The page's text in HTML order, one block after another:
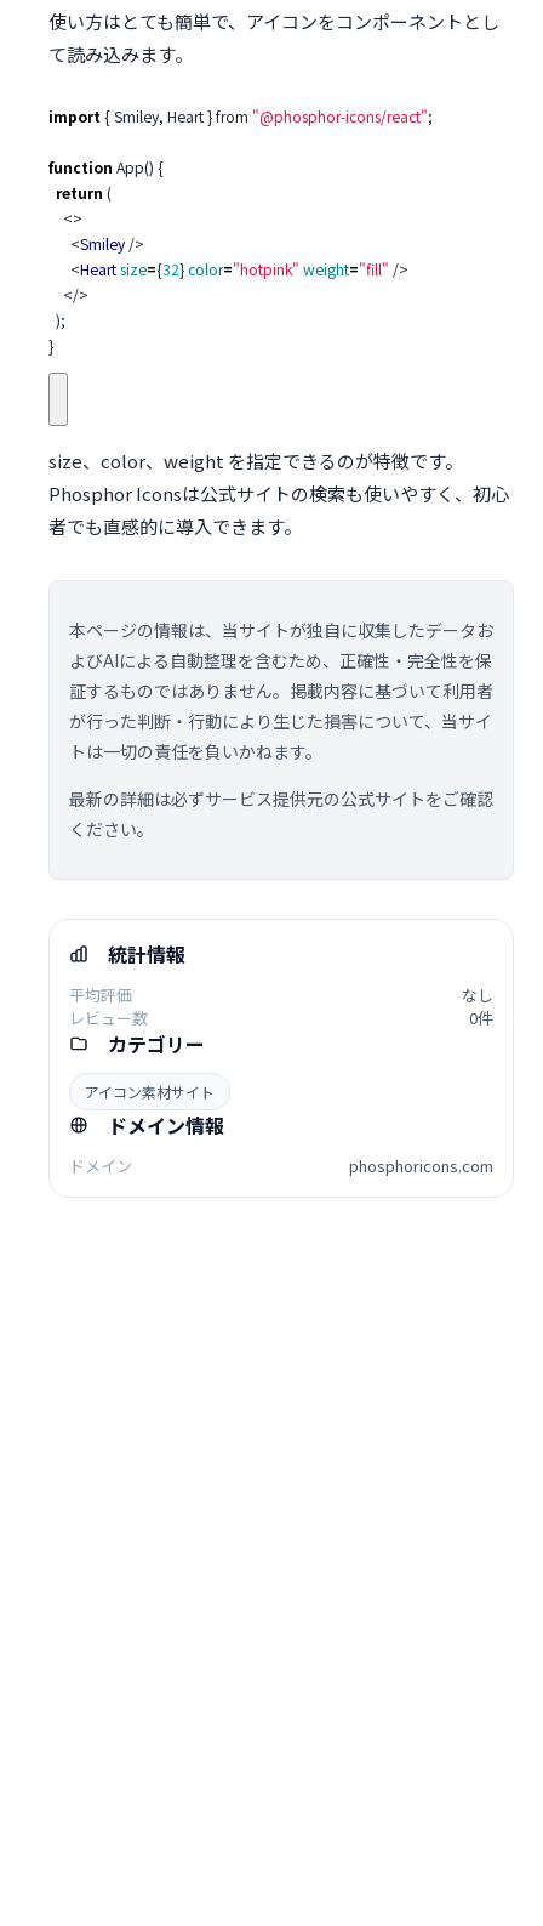
使い方はとても簡単で、アイコンをコンポーネントとし
て読み込みます。
import {Smiley, Heart}from "@phosphor-icons/react";
function App() {
return (
<>
<Smiley />
<Heartsize={32}color="hotpink" weight="fill" />
</>
);
}
size、 color、 weight を指定できるのが特徴です。
Phosphor Iconsは公式サイトの検索も使いやすく、初心
者でも直感的に導入できます。
本ページの情報は、当サイトが独自に収集したデータお
よびAIによる自動整理を含むため、正確性・完全性を保
証するものではありません。掲載内容に基づいて利用者
が行った判断・行動により生じた損害について、当サイ
トは一切の責任を負いかねます。
最新の詳細は必ずサービス提供元の公式サイトをご確認
ください。
統計情報
平均評価
なし
レビュー数
0件
カテゴリー
アイコン素材サイト
ドメイン情報
ドメイン phosphoricons.com